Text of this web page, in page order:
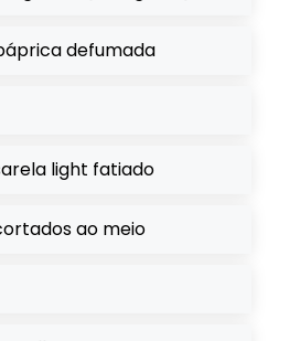
defumada
light fatiado
ao meio